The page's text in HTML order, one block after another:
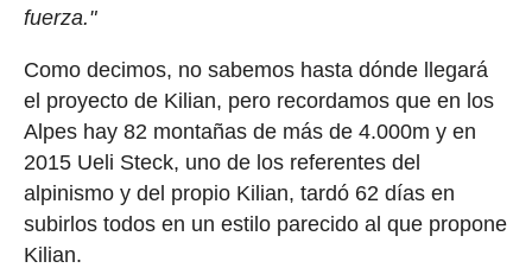
fuerza."
Como decimos, no sabemos hasta dónde llegará
el proyecto de Kilian, pero recordamos que en los
Alpes hay 82 montañas de más de 4.000m y en
2015 Ueli Steck, uno de los referentes del
alpinismo y del propio Kilian, tardó 62 días en
subirlos todos en un estilo parecido al que propone
Kilian.